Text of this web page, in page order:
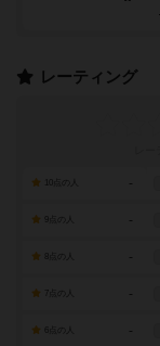
レーティング
-
-
-
7点の人 -
-